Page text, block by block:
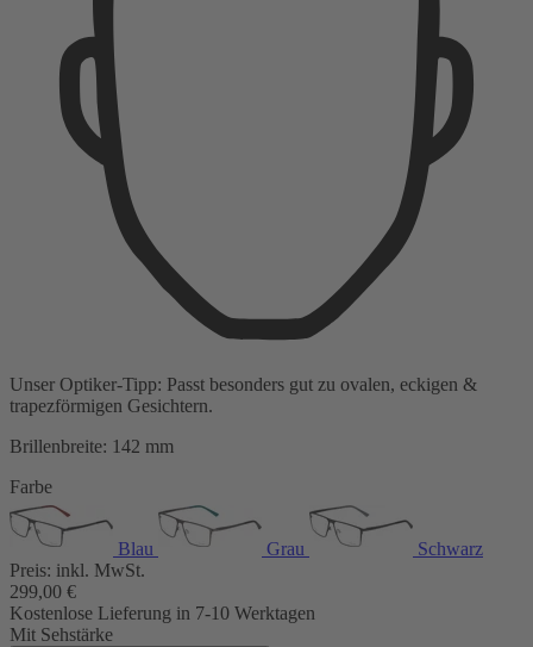
Unser Optiker-Tipp: Passt besonders gut zu ovalen, eckigen &
trapezförmigen Gesichtern.
Brillenbreite: 142 mm
Farbe
Blau Grau
Schwarz
Preis: inkl. MwSt.
299,00 €
Kostenlose Lieferung in 7-10 Werktagen
Mit Sehstärke